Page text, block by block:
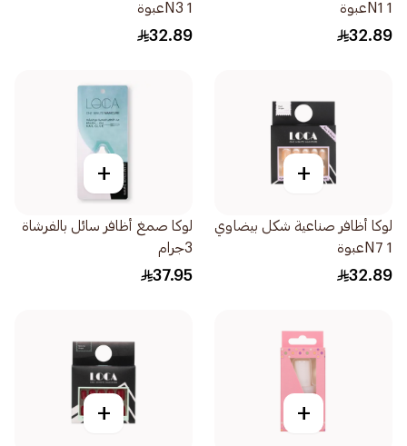
N1 1عبوة
32.89
N3 1عبوة
32.89
+
لوكا أظافر صناعية شكل بيضاوي
N7 1عبوة
32.89
+
لوكا صمغ أظافر سائل بالفرشاة
3جرام
37.95
+
+